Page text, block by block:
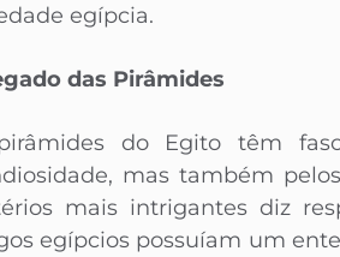
egípcia.
das Pirâmides
do Egito têm
mas também
mais intrigantes diz
egípcios possuíam um